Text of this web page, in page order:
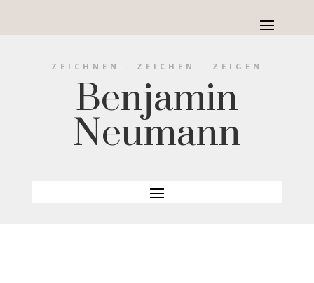
ZEICHNEN · ZEICHEN · ZEIGEN
Benjamin
Neumann